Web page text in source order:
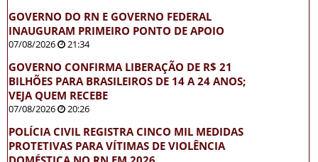
GOVERNO DO RN E GOVERNO FEDERAL
INAUGURAM PRIMEIRO PONTO DE APOIO
07/08/2026 21:34
GOVERNO CONFIRMA LIBERAÇÃO DE R$ 21
BILHÕES PARA BRASILEIROS DE 14 A 24 ANOS;
VEJA QUEM RECEBE
07/08/2026 20:26
POLÍCIA CIVIL REGISTRA CINCO MIL MEDIDAS
PROTETIVAS PARA VÍTIMAS DE VIOLÊNCIA